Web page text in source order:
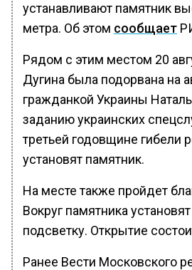
устанавливают памятник
метра. Об этом сообщает
Рядом с этим местом 20
Дугина была подорвана на
гражданкой Украины
заданию украинских
третьей годовщине гибели
установят памятник.
На месте также пройдет
Вокруг памятника
подсветку. Открытие
Ранее Вести Московского